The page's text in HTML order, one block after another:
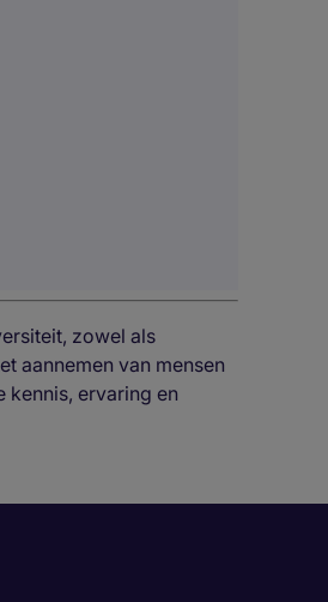
zowel als
aannemen van mensen
kennis, ervaring en